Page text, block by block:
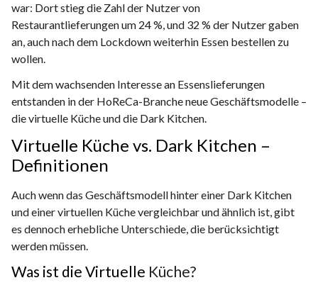
war: Dort stieg die Zahl der Nutzer von
Restaurantlieferungen um 24 %, und 32 % der Nutzer gaben
an, auch nach dem Lockdown weiterhin Essen bestellen zu
wollen.
Mit dem wachsenden Interesse an Essenslieferungen
entstanden in der HoReCa-Branche neue Geschäftsmodelle –
die virtuelle Küche und die Dark Kitchen.
Virtuelle Küche vs. Dark Kitchen –
Definitionen
Auch wenn das Geschäftsmodell hinter einer Dark Kitchen
und einer virtuellen Küche vergleichbar und ähnlich ist, gibt
es dennoch erhebliche Unterschiede, die berücksichtigt
werden müssen.
Was ist die Virtuelle Küche?